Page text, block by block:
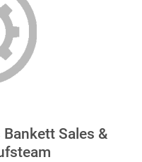
Sales &